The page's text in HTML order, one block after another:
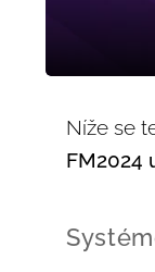
Níže se
FM2024